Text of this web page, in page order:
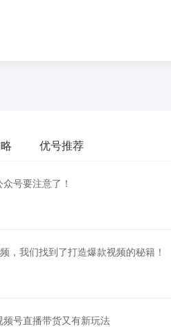
优号推荐
号要注意了！
，我们找到了打造爆款视频的秘籍！
号直播带货又有新玩法